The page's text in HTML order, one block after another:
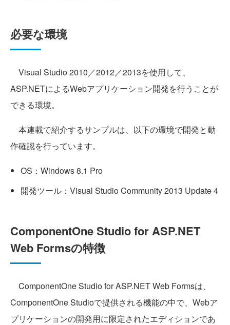
必要な環境
Visual Studio 2010／2012／2013を使用して、
ASP.NETによるWebアプリケーション開発を行うことが
できる環境。
本連載で紹介するサンプルは、以下の環境で開発と動
作確認を行っています。
OS：Windows 8.1 Pro
開発ツール：Visual Studio Community 2013 Update 4
ComponentOne Studio for ASP.NET
Web Formsの特徴
ComponentOne Studio for ASP.NET Web Formsは、
ComponentOne Studioで提供される機能の中で、Webア
プリケーションの開発用に限定されたエディションであ